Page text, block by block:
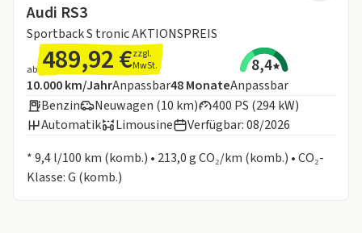
Audi RS3
Sportback S tronic AKTIONSPREIS
ab 489,92 €zzgl.
MwSt.
8,4
Angebotsdetails:
Inklusive Laufleistung
10.000 km/JahrAnpassbarLaufzeit
48MonateAnpassbar
Benzin
Neuwagen (10 km)
400 PS (294 kW)
Automatik
Limousine
Verfügbar: 08/2026
* 9,4 l/100 km (komb.) • 213,0 g CO₂/km (komb.) • CO₂-
Klasse: G (komb.)